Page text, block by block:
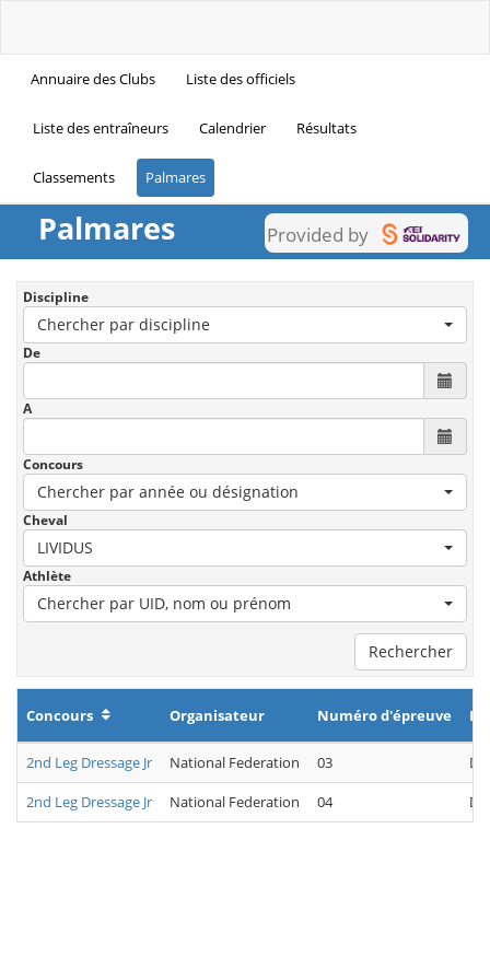
Annuaire des Clubs Liste des officiels
Liste des entraîneurs Calendrier Résultats
Classements Palmares
Palmares Provided by
Discipline
Chercher par discipline
De
A
Concours
Chercher par année ou désignation
Cheval
LIVIDUS
Athlète
Chercher par UID, nom ou prénom
Rechercher
Concours Organisateur Numéro d'épreuve
2nd Leg Dressage Jr National Federation 03
2nd Leg Dressage Jr
National Federation 04